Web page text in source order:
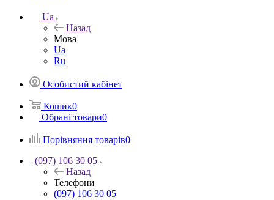
Ua
Назад
Мова
Ua
Ru
Особистий кабінет
Кошик0
Обрані товари0
Порівняння товарів0
(097) 106 30 05
Назад
Телефони
(097) 106 30 05